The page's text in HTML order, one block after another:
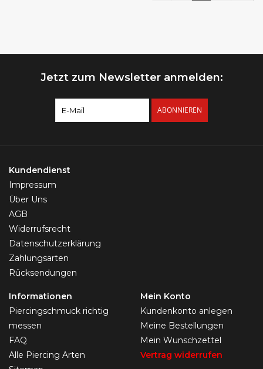
Jetzt zum Newsletter anmelden:
ABONNIEREN
Kundendienst
Impressum
Über Uns
AGB
Widerrufsrecht
Datenschutzerklärung
Zahlungsarten
Rücksendungen
Informationen
Piercingschmuck richtig
messen
FAQ
Alle Piercing Arten
Mein Konto
Kundenkonto anlegen
Meine Bestellungen
Mein Wunschzettel
Vertrag widerrufen